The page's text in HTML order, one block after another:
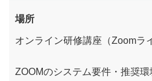
場所
オンライン研修講座（Zoomラ
ZOOMのシステム要件・推奨